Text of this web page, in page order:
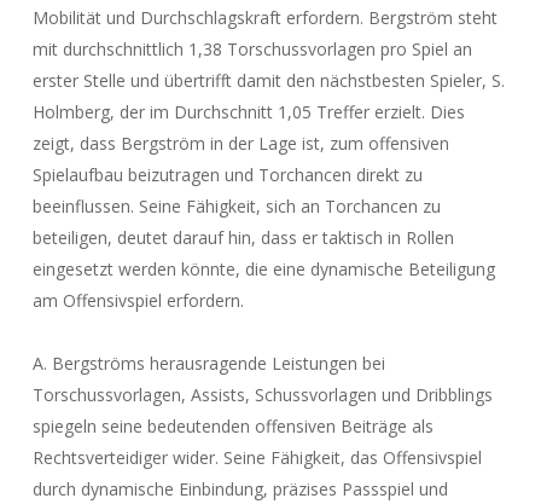
Mobilität und Durchschlagskraft erfordern. Bergström steht
mit durchschnittlich 1,38 Torschussvorlagen pro Spiel an
erster Stelle und übertrifft damit den nächstbesten Spieler, S.
Holmberg, der im Durchschnitt 1,05 Treffer erzielt. Dies
zeigt, dass Bergström in der Lage ist, zum offensiven
Spielaufbau beizutragen und Torchancen direkt zu
beeinflussen. Seine Fähigkeit, sich an Torchancen zu
beteiligen, deutet darauf hin, dass er taktisch in Rollen
eingesetzt werden könnte, die eine dynamische Beteiligung
am Offensivspiel erfordern.
A. Bergströms herausragende Leistungen bei
Torschussvorlagen, Assists, Schussvorlagen und Dribblings
spiegeln seine bedeutenden offensiven Beiträge als
Rechtsverteidiger wider. Seine Fähigkeit, das Offensivspiel
durch dynamische Einbindung, präzises Passspiel und